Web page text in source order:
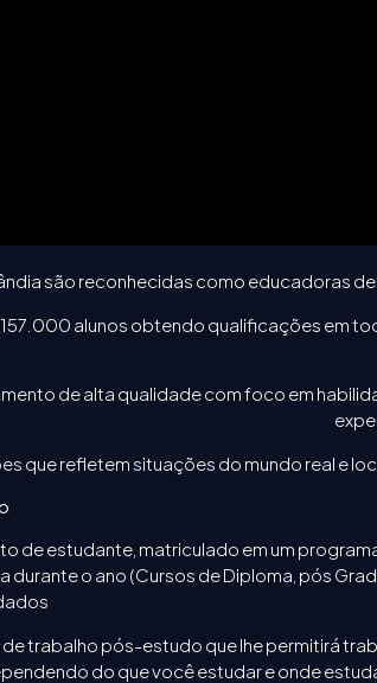
são reconhecidas como educadoras
157.000 alunos obtendo qualificações em
de alta qualidade com foco em
que refletem situações do mundo real e
de estudante, matriculado em um
o ano (Cursos de Diploma, pós
trabalho pós-estudo que lhe permitirá
do que você estudar e onde